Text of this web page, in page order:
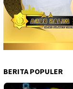
BERITA POPULER